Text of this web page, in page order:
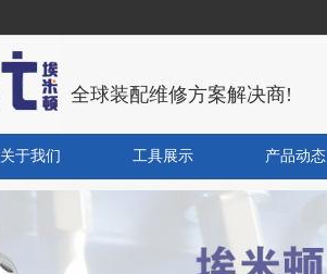
全球装配维修方案解决商!
关于我们 工具展示 产品动态